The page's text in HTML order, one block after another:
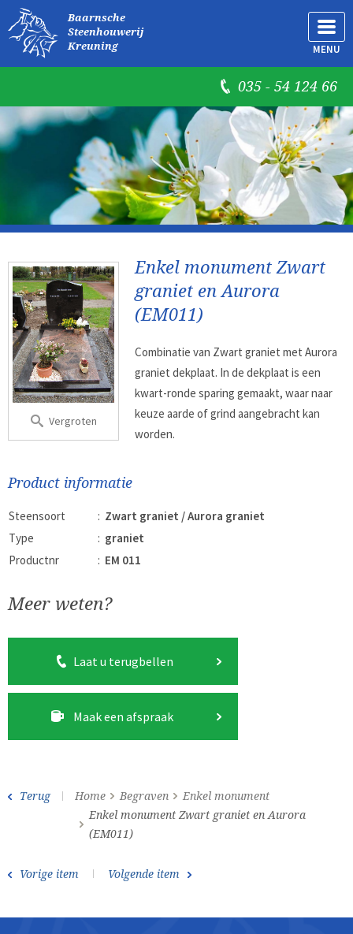
Baarnsche
Steenhouwerij
Kreuning
MENU
035 - 54 124 66
Vergroten
Enkel monument Zwart
graniet en Aurora
(EM011)
Combinatie van Zwart graniet met Aurora
graniet dekplaat. In de dekplaat is een
kwart-ronde sparing gemaakt, waar naar
keuze aarde of grind aangebracht kan
worden.
Product informatie
Steensoort : Zwart graniet / Aurora graniet
Type
: graniet
Productnr
: EM 011
Meer weten?
Laat u terugbellen
Maak een afspraak
Terug Home Begraven
Enkel monument
Enkel monument Zwart graniet en Aurora
(EM011)
Vorige item Volgende item